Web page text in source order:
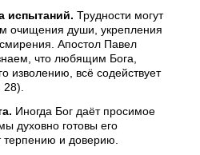
испытаний. Трудности могут
очищения души, укрепления
Апостол Павел
что любящим Бога,
изволению, всё содействует
28).
Иногда Бог даёт просимое
духовно готовы его
терпению и доверию.